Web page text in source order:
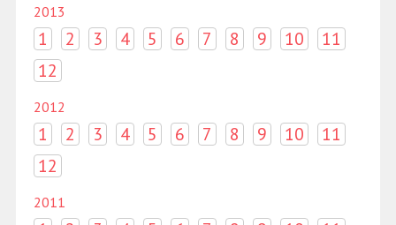
2013
1 2 3 4 5 6 7 8 9 10
11
12
2012
1 2 3 4 5 6 7 8 9 10
11
12
2011